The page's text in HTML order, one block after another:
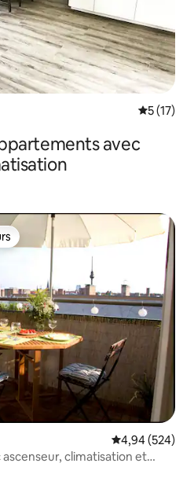
5 (17)
avec
plus appréciés
Évaluation
4,94 (524)
ascenseur, climatisation et